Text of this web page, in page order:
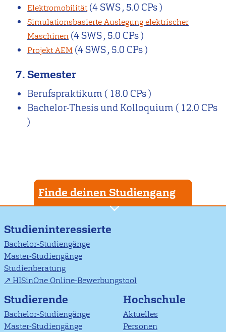
Elektromobilität (4 SWS , 5.0 CPs )
Simulationsbasierte Auslegung elektrischer
Maschinen (4 SWS , 5.0 CPs )
Projekt AEM (4 SWS , 5.0 CPs )
7. Semester
Berufspraktikum ( 18.0 CPs )
Bachelor-Thesis und Kolloquium ( 12.0 CPs
)
Finde deinen Studiengang
Studieninteressierte
Bachelor-Studiengänge
Master-Studiengänge
Studienberatung
HISinOne Online-Bewerbungstool
Studierende
Bachelor-Studiengänge
Master-Studiengänge
Hochschule
Aktuelles
Personen